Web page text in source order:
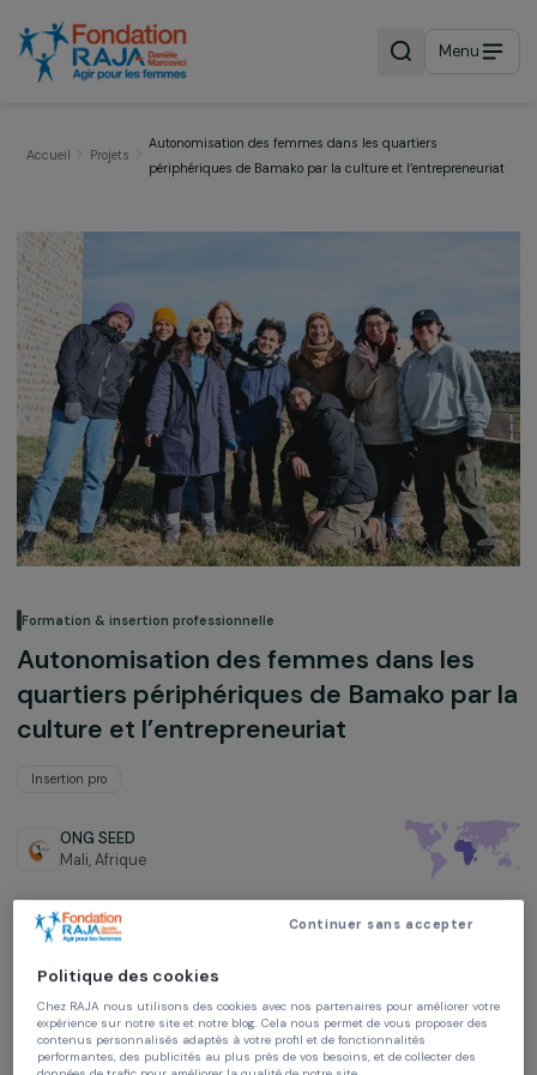
Menu
Autonomisation des femmes dans les quartiers
Formation & insertion professionnelle
Autonomisation des femmes dans les
quartiers périphériques de Bamako
Insertion pro
ONG SEED
Projet soutenu en 2024 et 2025 : Agir pour les femmes
Continuer sans accepter